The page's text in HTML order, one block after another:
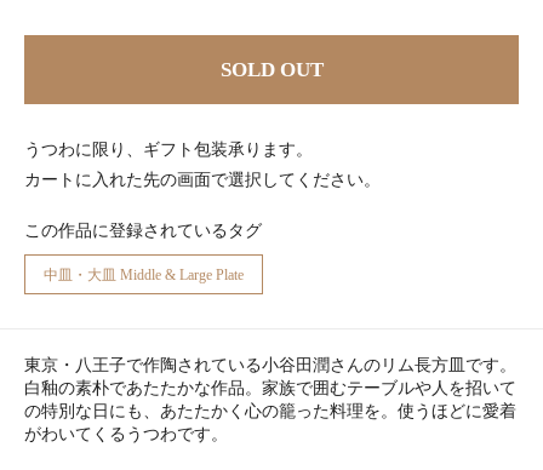
SOLD OUT
うつわに限り、ギフト包装承ります。
カートに入れた先の画面で選択してください。
この作品に登録されているタグ
中皿・大皿 Middle & Large Plate
東京・八王子で作陶されている小谷田潤さんのリム長方皿です。
白釉の素朴であたたかな作品。家族で囲むテーブルや人を招いて
の特別な日にも、あたたかく心の籠った料理を。使うほどに愛着
がわいてくるうつわです。